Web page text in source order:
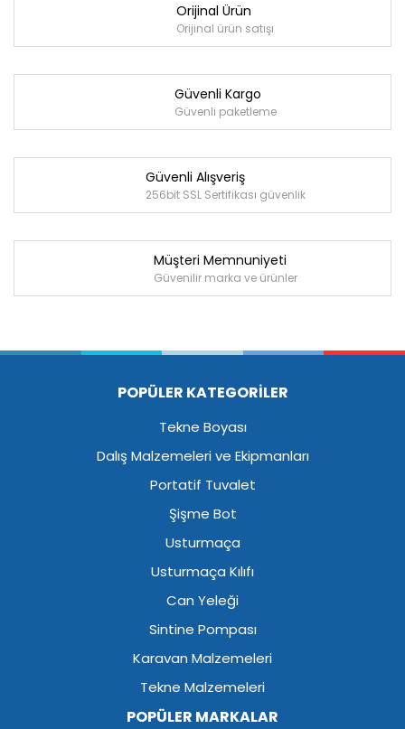
Orijinal Ürün
Orijinal ürün satışı
Güvenli Kargo
Güvenli paketleme
Güvenli Alışveriş
256bit SSL Sertifikası güvenlik
Müşteri Memnuniyeti
Güvenilir marka ve ürünler
POPÜLER KATEGORİLER
Tekne Boyası
Dalış Malzemeleri ve Ekipmanları
Portatif Tuvalet
Şişme Bot
Usturmaça
Usturmaça Kılıfı
Can Yeleği
Sintine Pompası
Karavan Malzemeleri
Tekne Malzemeleri
POPÜLER MARKALAR